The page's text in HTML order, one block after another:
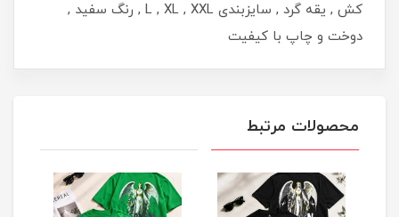
کش , یقه گرد , سایزبندی L , XL , XXL , رنگ سفید ,
دوخت و چاپ با کیفیت
محصولات مرتبط